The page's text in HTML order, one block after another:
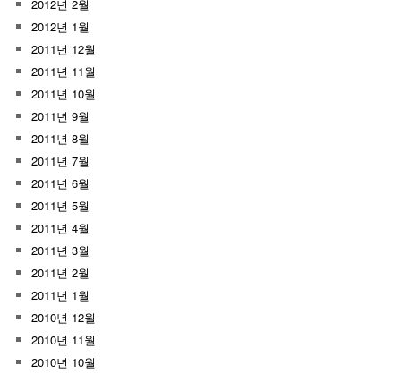
2012년 2월
2012년 1월
2011년 12월
2011년 11월
2011년 10월
2011년 9월
2011년 8월
2011년 7월
2011년 6월
2011년 5월
2011년 4월
2011년 3월
2011년 2월
2011년 1월
2010년 12월
2010년 11월
2010년 10월